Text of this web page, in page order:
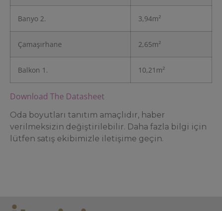
Banyo 2. 3,94m²
Çamaşırhane 2,65m²
Balkon 1. 10,21m²
Download The Datasheet
Oda boyutları tanıtım amaçlıdır, haber
verilmeksizin değiştirilebilir. Daha fazla bilgi için
lütfen satış ekibimizle iletişime geçin.